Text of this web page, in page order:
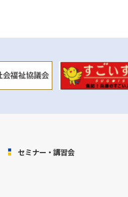
セミナー・講習会